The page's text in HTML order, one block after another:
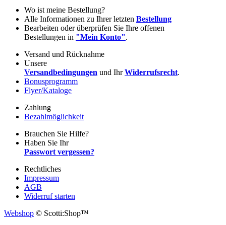
Wo ist meine Bestellung?
Alle Informationen zu Ihrer letzten Bestellung
Bearbeiten oder überprüfen Sie Ihre offenen
Bestellungen in "Mein Konto".
Versand und Rücknahme
Unsere
Versandbedingungen und IhrWiderrufsrecht.
Bonusprogramm
Flyer/Kataloge
Zahlung
Bezahlmöglichkeit
Brauchen Sie Hilfe?
Haben Sie Ihr
Passwort vergessen?
Rechtliches
Impressum
AGB
Widerruf starten
Webshop © Scotti:Shop™